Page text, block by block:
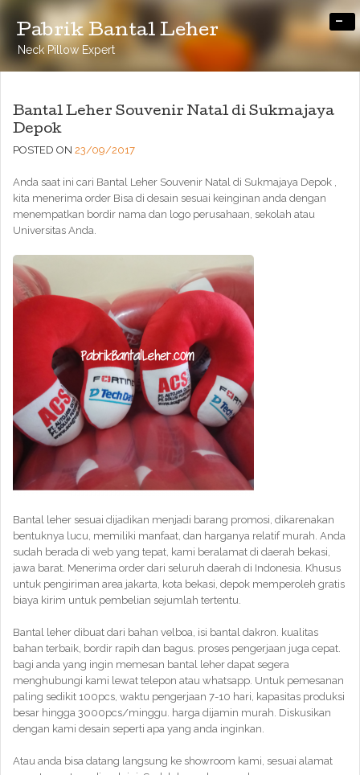
Pabrik Bantal Leher
Neck Pillow Expert
-
Bantal Leher Souvenir Natal di Sukmajaya
Depok
POSTED ON 23/09/2017
Anda saat ini cari Bantal Leher Souvenir Natal di Sukmajaya Depok ,
kita menerima order Bisa di desain sesuai keinginan anda dengan
menempatkan bordir nama dan logo perusahaan, sekolah atau
Universitas Anda.
Bantal leher sesuai dijadikan menjadi barang promosi, dikarenakan
bentuknya lucu, memiliki manfaat, dan harganya relatif murah. Anda
sudah berada di web yang tepat, kami beralamat di daerah bekasi,
jawa barat. Menerima order dari seluruh daerah di Indonesia. Khusus
untuk pengiriman area jakarta, kota bekasi, depok memperoleh gratis
biaya kirim untuk pembelian sejumlah tertentu.
Bantal leher dibuat dari bahan velboa, isi bantal dakron. kualitas
bahan terbaik, bordir rapih dan bagus. proses pengerjaan juga cepat.
bagi anda yang ingin memesan bantal leher dapat segera
menghubungi kami lewat telepon atau whatsapp. Untuk pemesanan
paling sedikit 100pcs, waktu pengerjaan 7-10 hari, kapasitas produksi
besar hingga 3000pcs/minggu. harga dijamin murah. Diskusikan
dengan kami desain seperti apa yang anda inginkan.
Atau anda bisa datang langsung ke showroom kami, sesuai alamat